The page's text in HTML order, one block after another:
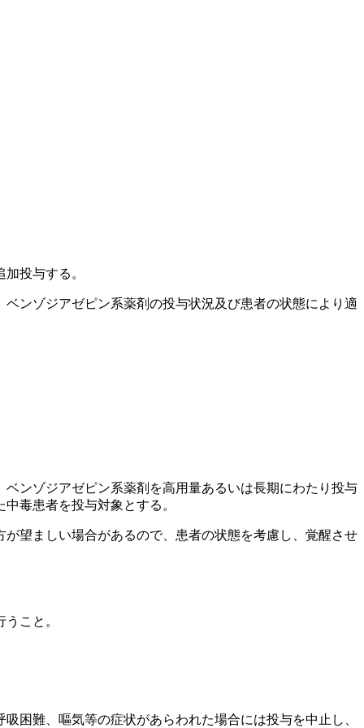
投与する。
ンゾジアゼピン系薬剤の投与状況及び患者の状態により適
ンゾジアゼピン系薬剤を高用量あるいは長期にわたり投与
毒患者を投与対象とする。
望ましい場合があるので、患者の状態を考慮し、覚醒させ
こと。
困難、嘔気等の症状があらわれた場合には投与を中止し、